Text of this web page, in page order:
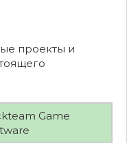
проекты и
Game